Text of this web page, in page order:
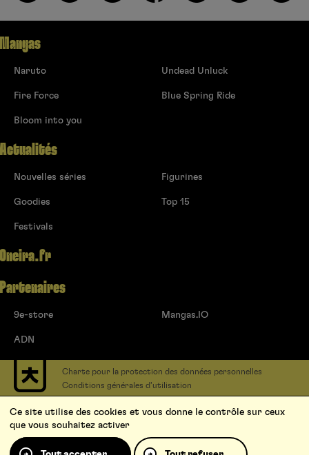
Mangas
Naruto
Fire Force
Bloom into you
Undead Unluck
Blue Spring Ride
Actualités
Nouvelles séries
Goodies
Festivals
Figurines
Top 15
Oneira.fr
Partenaires
9e-store
ADN
Mangas.IO
Charte pour la protection des données personnelles
Conditions générales d’utilisation
Contact
Soumettre un projet
Proposer une série
Qui sommes-nous ?
Ce site utilise des cookies et vous donne le contrôle sur ceux
que vous souhaitez activer